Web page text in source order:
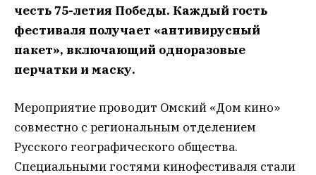
честь 75-летия Победы. Каждый гость
фестиваля получает «антивирусный
пакет», включающий одноразовые
перчатки и маску.
Мероприятие проводит Омский «Дом кино»
совместно с региональным отделением
Русского географического общества.
Специальными гостями кинофестиваля стали